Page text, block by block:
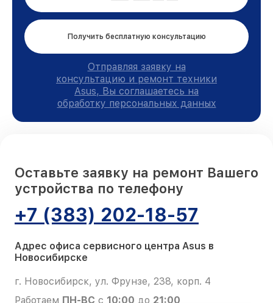
Получить бесплатную консультацию
Отправляя заявку на
консультацию и ремонт техники
Asus, Вы соглашаетесь на
обработку персональных данных
Оставьте заявку на ремонт Вашего
устройства по телефону
+7 (383) 202-18-57
Адрес офиса сервисного центра Asus в
Новосибирске
г. Новосибирск, ул. Фрунзе, 238, корп. 4
Работаем ПН-ВС с 10:00 до 21:00